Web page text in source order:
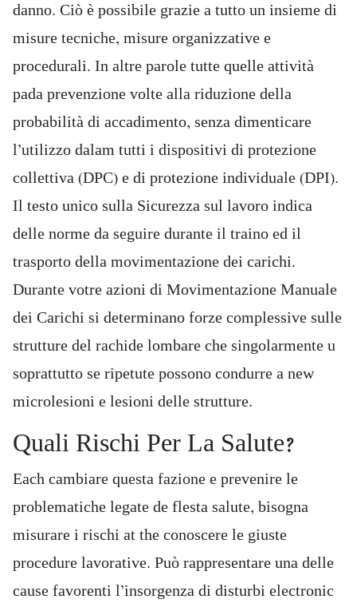
danno. Ciò è possibile grazie a tutto un insieme di
misure tecniche, misure organizzative e
procedurali. In altre parole tutte quelle attività
pada prevenzione volte alla riduzione della
probabilità di accadimento, senza dimenticare
l’utilizzo dalam tutti i dispositivi di protezione
collettiva (DPC) e di protezione individuale (DPI).
Il testo unico sulla Sicurezza sul lavoro indica
delle norme da seguire durante il traino ed il
trasporto della movimentazione dei carichi.
Durante votre azioni di Movimentazione Manuale
dei Carichi si determinano forze complessive sulle
strutture del rachide lombare che singolarmente u
soprattutto se ripetute possono condurre a new
microlesioni e lesioni delle strutture.
Quali Rischi Per La Salute?
Each cambiare questa fazione e prevenire le
problematiche legate de flesta salute, bisogna
misurare i rischi at the conoscere le giuste
procedure lavorative. Può rappresentare una delle
cause favorenti l’insorgenza di disturbi electronic